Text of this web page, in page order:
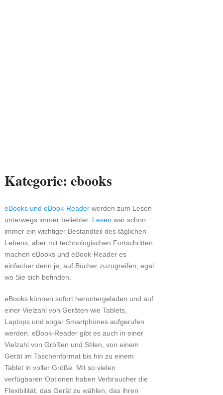
Kategorie: ebooks
eBooks und eBook-Readerwerden zum Lesen
unterwegs immer beliebter. Lesen war schon
immer ein wichtiger Bestandteil des täglichen
Lebens, aber mit technologischen Fortschritten
machen eBooks und eBook-Reader es
einfacher denn je, auf Bücher zuzugreifen, egal
wo Sie sich befinden.
eBooks können sofort heruntergeladen und auf
einer Vielzahl von Geräten wie Tablets,
Laptops und sogar Smartphones aufgerufen
werden. eBook-Reader gibt es auch in einer
Vielzahl von Größen und Stilen, von einem
Gerät im Taschenformat bis hin zu einem
Tablet in voller Größe. Mit so vielen
verfügbaren Optionen haben Verbraucher die
Flexibilität, das Gerät zu wählen, das ihren